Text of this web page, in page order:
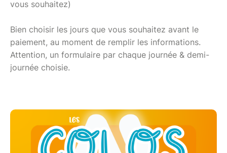
vous souhaitez)
Bien choisir les jours que vous souhaitez avant le
paiement, au moment de remplir les informations.
Attention, un formulaire par chaque journée & demi-
journée choisie.